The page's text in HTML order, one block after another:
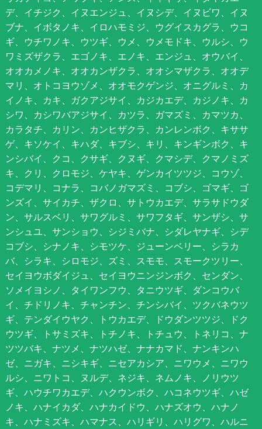
デ、イチジク、イヌエンジュ、イヌシデ、イヌビワ、イヌ
ブナ、イボタノキ、イロハモミジ、ウグイスカグラ、ウコ
ギ、ウチワノキ、ウツギ、ウメ、ウメモドキ、ウルシ、ウ
ワミズザクラ、エゴノキ、エノキ、エンジュ、オウバイ、
オオカメノキ、オオカンザクラ、オオシマザクラ、オオデ
マリ、オトコヨウゾメ、オオモクゲンジ、オニグルミ、カ
イノキ、カキ、ガクアジサイ、カジカエデ、カジノキ、カ
シワ、カシワバアジサイ、カツラ、ガマズミ、カマツカ、
カラタチ、カリン、カンヒザクラ、カンレンボク、キササ
ゲ、キソケイ、キハダ、キブシ、キリ、キンギンボク、キ
ンシバイ、クコ、クサギ、クヌギ、クマシデ、クマノミズ
キ、クリ、クロモジ、ケヤキ、ゲンカイツツジ、コウゾ、
コデマリ、コナラ、コバノガマズミ、コブシ、ゴマギ、ゴ
ンズイ、サイカチ、ザクロ、サトウカエデ、サラサドウダ
ン、サルスベリ、サワグルミ、サワフタギ、サンザシ、サ
ンシュユ、サンショウ、シジミバナ、シダレヤナギ、シデ
コブシ、シナノキ、シモツケ、ジューンベリー、シラカ
バ、シラキ、シロモジ、ズミ、スモモ、スモークツリー、
セイヨウボダイジュ、セイヨウニンジンボク、センダン、
ソメイヨシノ、タイワンフウ、タニウツギ、ダンコウバ
イ、チドリノキ、チャンチン、チンシバイ、ツクバネウツ
ギ、テンダイウヤク、トウカエデ、ドウダンツツジ、ドク
ウツギ、トサミズキ、トチノキ、トチュウ、トネリコ、ナ
ツツバキ、ナツメ、ナツハゼ、ナナカマド、ナンキンハ
ゼ、ニガキ、ニシキギ、ニセアカシア、ニワウメ、ニワウ
ルシ、ニワトコ、ヌルデ、ネジキ、ネムノキ、ノリウツ
ギ、ハウチワカエデ、ハクウンボク、ハコネウツギ、ハゼ
ノキ、ハナイカダ、ハナカイドウ、ハナズオウ、ハナノ
キ、ハナミズキ、ハマナス、ハリギリ、ハリグワ、ハルニ